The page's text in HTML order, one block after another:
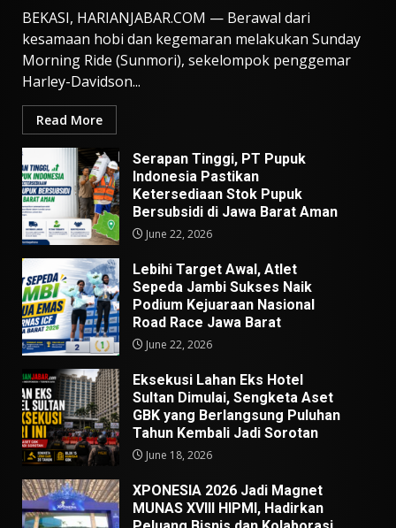
BEKASI, HARIANJABAR.COM — Berawal dari
kesamaan hobi dan kegemaran melakukan Sunday
Morning Ride (Sunmori), sekelompok penggemar
Harley-Davidson...
Read More
Serapan Tinggi, PT Pupuk
Indonesia Pastikan
Ketersediaan Stok Pupuk
Bersubsidi di Jawa Barat Aman
June 22, 2026
Lebihi Target Awal, Atlet
Sepeda Jambi Sukses Naik
Podium Kejuaraan Nasional
Road Race Jawa Barat
June 22, 2026
Eksekusi Lahan Eks Hotel
Sultan Dimulai, Sengketa Aset
GBK yang Berlangsung Puluhan
Tahun Kembali Jadi Sorotan
June 18, 2026
XPONESIA 2026 Jadi Magnet
MUNAS XVIII HIPMI, Hadirkan